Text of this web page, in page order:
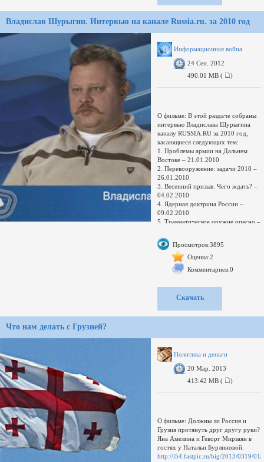
формат: MKV
Владислав Шурыгин. Интервью на канале Russia.ru. за 2010 год
Информационная война
24 Сен. 2012
490.01 MB (
)
О фильме: В этой раздаче собраны
интервью Владислава Шурыгина
каналу RUSSIA.RU за 2010 год,
касающиеся следующих тем:
1. Проблемы армии на Дальнем
Востоке – 21.01.2010
2. Перевооружение: задачи 2010 –
26.01.2010
3. Весенний призыв. Чего ждать? –
04.02.2010
4. Ядерная доктрина России –
09.02.2010
5. Травматическое оружие опасно –
6. Новый самолет России –
24.02.2010
7. Армянская карта США –
26.03.2010
8. Прапор - солдату отец! -
- 29.03.2010
http://i41.fastpic.ru/big/2012/0922/
http://i43.fastpic.ru/big/2012/0922/
Просмотров:3895
Оценка:2
Комментариев:0
Скачать
Что нам делать с Грузией?
Политика и деньги
20 Мар. 2013
413.42 MB (
)
О фильме: Должны ли Россия и
Грузия протянуть друг другу руки?
Яна Амелина и Геворг Мирзаян в
гостях у Натальи Бурлиновой.
http://i54.fastpic.ru/big/2013/0319/